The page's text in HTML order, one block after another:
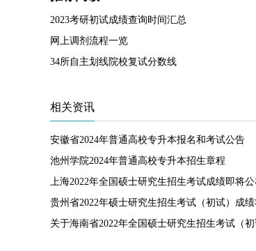
2023考研初试成绩查询时间汇总
网上调剂流程一览
34所自主划线院校复试分数线
相关资讯
安徽省2024年普通高校专升本报名和考试公告
池州学院2024年普通高校专升本招生章程
上海2022年全国硕士研究生招生考试成绩即将
贵州省2022年硕士研究生招生考试（初试）成
关于海南省2022年全国硕士研究生招生考试（